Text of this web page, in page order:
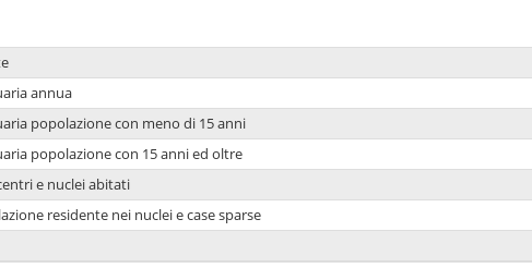
annua
popolazione con meno di 15 anni
popolazione con 15 anni ed oltre
e nuclei abitati
residente nei nuclei e case sparse